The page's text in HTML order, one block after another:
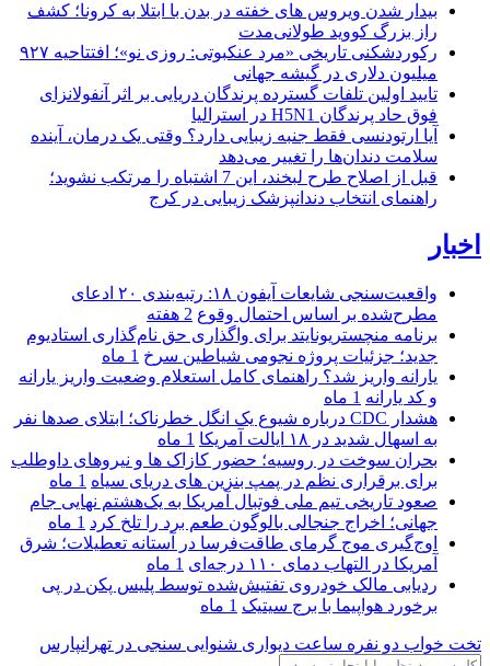
بیدار شدن ویروس‌ های خفته در بدن با ابتلا به کرونا؛ کشف
راز بزرگ کووید طولانی‌مدت
رکوردشکنی تاریخی «مرد عنکبوتی: روزی نو»؛ افتتاحیه ۹۲۷
میلیون دلاری در گیشه جهانی
تایید اولین تلفات گسترده پرندگان دریایی بر اثر آنفولانزای
فوق حاد پرندگان H5N1 در استرالیا
آیا ارتودنسی فقط جنبه زیبایی دارد؟ وقتی یک درمان، آینده
سلامت دندان‌ها را تغییر می‌دهد
قبل از اصلاح طرح لبخند، این 7 اشتباه را مرتکب نشوید؛
راهنمای انتخاب دندانپزشک زیبایی در کرج
اخبار
واقعیت‌سنجی شایعات آیفون ۱۸: رتبه‌بندی ۲۰ ادعای
مطرح‌شده بر اساس احتمال وقوع 2 هفته
برنامه منچستریونایتد برای واگذاری حق نام‌گذاری استادیوم
جدید؛ جزئیات پروژه نجومی شیاطین سرخ 1 ماه
یارانه واریز شد؟ راهنمای کامل استعلام وضعیت واریز یارانه
و کد یارانه 1 ماه
هشدار CDC درباره شیوع یک انگل خطرناک؛ ابتلای صدها نفر
به اسهال شدید در ۱۸ ایالت آمریکا
1 ماه
بحران سوخت در روسیه؛ حضور کازاک‌ ها و نیروهای داوطلب
برای برقراری نظم در پمپ بنزین‌ های دریای سیاه 1 ماه
صعود تاریخی تیم ملی فوتبال آمریکا به یک‌هشتم نهایی جام
جهانی؛ اخراج جنجالی بالوگون طعم برد را تلخ کرد 1 ماه
اوج‌گیری موج گرمای طاقت‌فرسا در آستانه تعطیلات؛ شرق
آمریکا در التهاب دمای ۱۱۰ درجه‌ای
1 ماه
ردیابی مالک خودروی تفتیش‌شده توسط پلیس پکن در پی
برخورد هواپیما با برج سیتیک 1 ماه
تخت خواب دو نفره ساعت دیواری شنوایی سنجی در تهرانپارس